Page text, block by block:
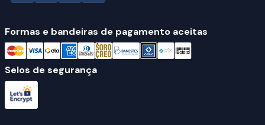
Formas e bandeiras de pagamento aceitas
Selos de segurança